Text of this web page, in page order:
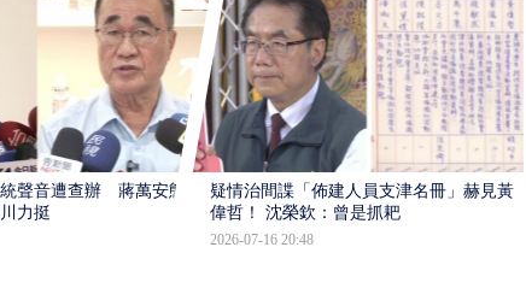
聲音遭查辦 蔣萬安態
力挺
疑情治間諜「佈建人員支津名冊」赫見黃
偉哲！ 沈榮欽：曾是抓耙
2026-07-16 20:48